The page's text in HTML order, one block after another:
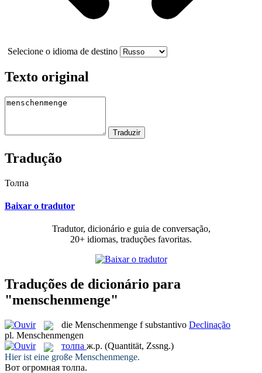
Selecione o idioma de destino
Texto original
Tradução
Толпа
Baixar o tradutor
Tradutor, dicionário e guia de conversação,
20+ idiomas, traduções favoritas.
Traduções de dicionário para
"menschenmenge"
die Menschenmenge f substantivo Declinação
pl. Menschenmengen
толпа ж.р. (Quantität, Zssng.)
Hier ist eine große Menschenmenge.
Вот огромная толпа.